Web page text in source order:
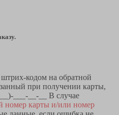
кодом на обратной
при получении карты,
___-__-__ В случае
номер карты и/или номер